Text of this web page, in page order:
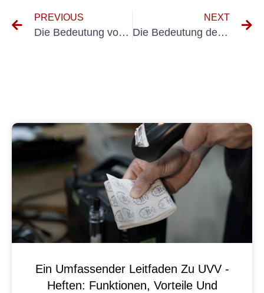
PREVIOUS
Die Bedeutung von VDE 0105-100 A1 für die elektrische Sicherheit verstehen
NEXT
Die Bedeutung der Verwendung eines Messgeräts für ortsveränderliche Elektrogeräte
Ein Umfassender Leitfaden Zu UVV -
Heften: Funktionen, Vorteile Und